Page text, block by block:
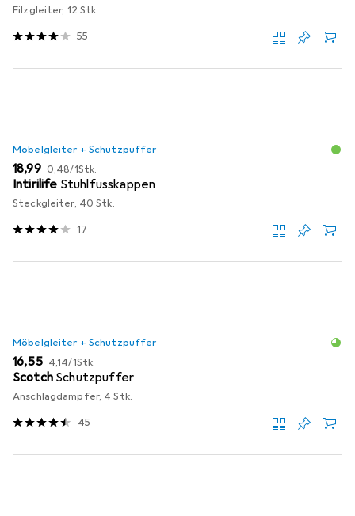
Filzgleiter, 12 Stk.
55
Möbelgleiter + Schutzpuffer
EUR
18,99 EUR
0,48/1Stk.
Intirilife Stuhlfusskappen
Steckgleiter, 40 Stk.
17
Möbelgleiter + Schutzpuffer
EUR
16,55 EUR
4,14/1Stk.
Scotch Schutzpuffer
Anschlagdämpfer, 4 Stk.
45